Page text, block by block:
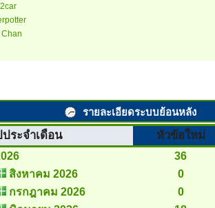
รายละเอียดระบบย้อนหลัง
ประจำเดือน หัวข้อใหม่
36
สิงหาคม 2026
0
กรกฎาคม 2026
0